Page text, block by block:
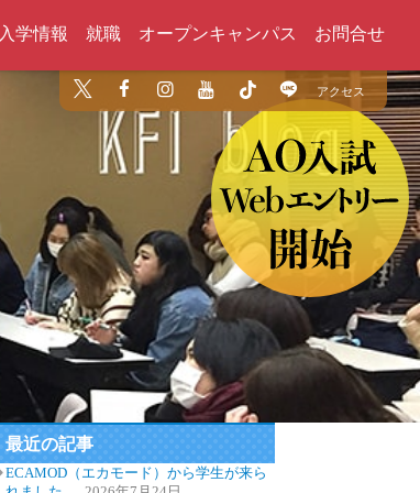
入学情報 就職 オープンキャンパス お問合せ
アクセス
最近の記事
ECAMOD（エカモード）から学生が来ら